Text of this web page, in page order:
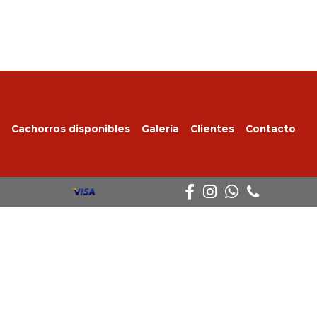
Cachorros disponibles Galería Clientes Contacto